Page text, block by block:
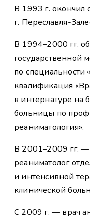
В 1993 г.
г. Переславля-
В 1994–2000 гг.
государственной
по специальности
квалификация
в интернатуре на
больницы по
реаниматология».
В 2001–2009 гг. —
реаниматолог
и интенсивной
клинической
С 2009 г. — врач